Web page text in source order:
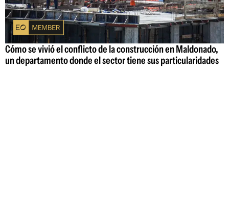
Cómo se vivió el conflicto de la construcción en Maldonado,
un departamento donde el sector tiene sus particularidades